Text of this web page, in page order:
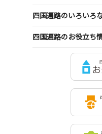
四国遍路のいろいろ
四国遍路のお役立ち